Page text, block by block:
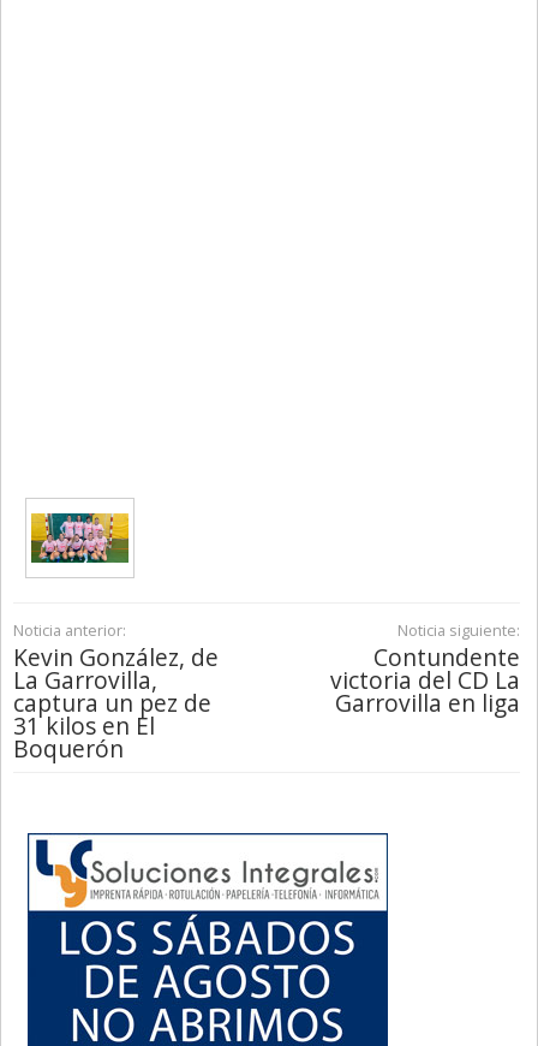
Noticia anterior:
Kevin González, de
La Garrovilla,
captura un pez de
31 kilos en El
Boquerón
Noticia siguiente:
Contundente
victoria del CD La
Garrovilla en liga